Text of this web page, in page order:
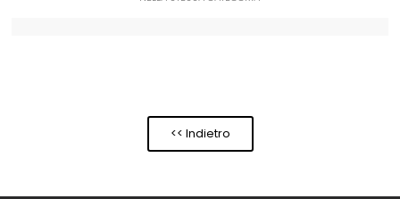
<< Indietro